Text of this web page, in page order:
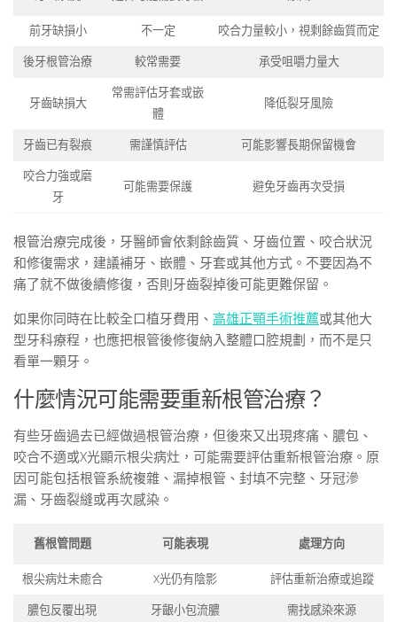
前牙缺損小 不一定 咬合力量較小，視剩餘齒質而定
後牙根管治療 較常需要 承受咀嚼力量大
牙齒缺損大
常需評估牙套或嵌
體
降低裂牙風險
牙齒已有裂痕 需謹慎評估 可能影響長期保留機會
咬合力強或磨
牙
可能需要保護 避免牙齒再次受損
根管治療完成後，牙醫師會依剩餘齒質、牙齒位置、咬合狀況
和修復需求，建議補牙、嵌體、牙套或其他方式。不要因為不
痛了就不做後續修復，否則牙齒裂掉後可能更難保留。
如果你同時在比較全口植牙費用、 高雄正顎手術推薦或其他大
型牙科療程，也應把根管後修復納入整體口腔規劃，而不是只
看單一顆牙。
什麼情況可能需要重新根管治療？
有些牙齒過去已經做過根管治療，但後來又出現疼痛、膿包、
咬合不適或X光顯示根尖病灶，可能需要評估重新根管治療。原
因可能包括根管系統複雜、漏掉根管、封填不完整、牙冠滲
漏、牙齒裂縫或再次感染。
舊根管問題 可能表現 處理方向
根尖病灶未癒合 X光仍有陰影 評估重新治療或追蹤
膿包反覆出現 牙齦小包流膿 需找感染來源